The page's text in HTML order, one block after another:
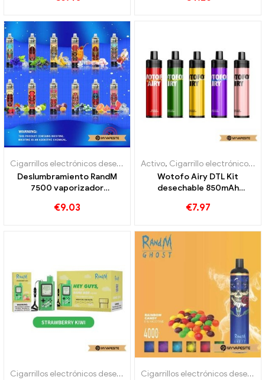
Cigarrillos electrónicos desechables
Deslumbramiento RandM
7500 vaporizador
bocanadas
€9.03
Activo, Cigarrillo electrónico desechable con nicotina.
Wotofo Airy DTL Kit
desechable 850mAh
desechables al por mayor 丨
€7.97
Cigarrillos electrónicos desechables
Cigarrillos electrónicos desechables